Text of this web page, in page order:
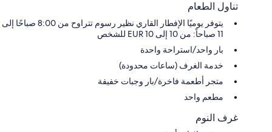
تناول الطعام
يتوفر يوميًا الإفطار القاري نظير رسوم تتراوح من 8:00 صباحًا إلى
11 صباحاً: من 10 إلى 10 EUR للشخص
بار واحد/استراحة واحدة
خدمة الغرف (ساعات محدودة)
متجر أطعمة فاخرة/بار وجبات خفيفة
مطعم واحد
غرف النوم